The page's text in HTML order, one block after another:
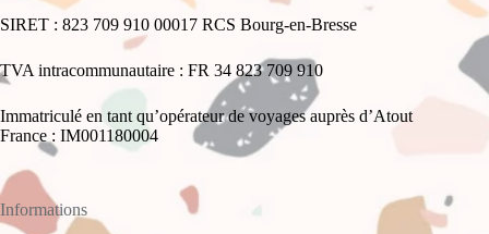
SIRET : 823 709 910 00017 RCS Bourg-en-Bresse
TVA intracommunautaire : FR 34 823 709 910
Immatriculé en tant qu’opérateur de voyages auprès d’Atout
France : IM001180004
Informations